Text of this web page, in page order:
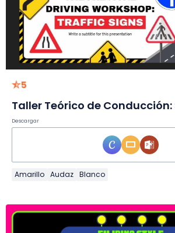
5
Descargar
Amarillo Audaz Blanco